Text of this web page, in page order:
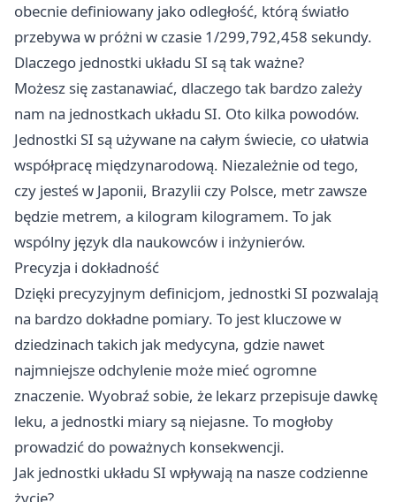
obecnie definiowany jako odległość, którą światło
przebywa w próżni w czasie 1/299,792,458 sekundy.
Dlaczego jednostki układu SI są tak ważne?
Możesz się zastanawiać, dlaczego tak bardzo zależy
nam na jednostkach układu SI. Oto kilka powodów.
Jednostki SI są używane na całym świecie, co ułatwia
współpracę międzynarodową. Niezależnie od tego,
czy jesteś w Japonii, Brazylii czy Polsce, metr zawsze
będzie metrem, a kilogram kilogramem. To jak
wspólny język dla naukowców i inżynierów.
Precyzja i dokładność
Dzięki precyzyjnym definicjom, jednostki SI pozwalają
na bardzo dokładne pomiary. To jest kluczowe w
dziedzinach takich jak medycyna, gdzie nawet
najmniejsze odchylenie może mieć ogromne
znaczenie. Wyobraź sobie, że lekarz przepisuje dawkę
leku, a jednostki miary są niejasne. To mogłoby
prowadzić do poważnych konsekwencji.
Jak jednostki układu SI wpływają na nasze codzienne